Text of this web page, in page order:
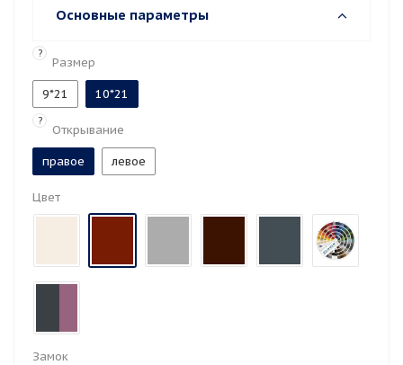
Основные параметры
?
Размер
9*21 10*21
?
Открывание
правое левое
Цвет
Замок